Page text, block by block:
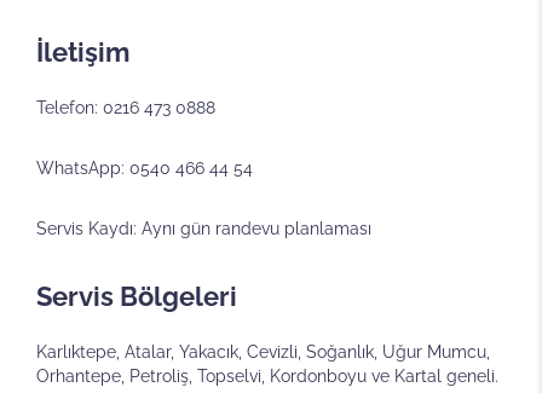
İletişim
Telefon: 0216 473 0888
WhatsApp: 0540 466 44 54
Servis Kaydı: Aynı gün randevu planlaması
Servis Bölgeleri
Karlıktepe, Atalar, Yakacık, Cevizli, Soğanlık, Uğur Mumcu,
Orhantepe, Petroliş, Topselvi, Kordonboyu ve Kartal geneli.